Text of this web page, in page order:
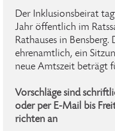
Der Inklusionsbeirat
Jahr öffentlich im
Rathauses in
ehrenamtlich, ein
neue Amtszeit beträgt
Vorschläge sind
oder per E-Mail bis
richten an